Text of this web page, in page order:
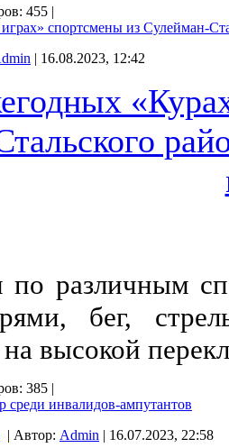
455 |
спортсмены из Сулейман-
| 16.08.2023, 12:42
различным
бег,
высокой
385 |
среди инвалидов-ампутантов
| Автор: Admin | 16.07.2023, 22:58